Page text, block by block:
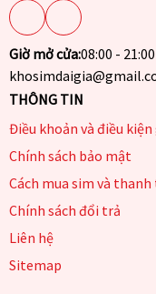
Giờ mở cửa:08:00 - 21:00
THÔNG TIN
Điều khoản và điều kiện
Chính sách bảo mật
Cách mua sim và
Chính sách đổi trả
Liên hệ
Sitemap